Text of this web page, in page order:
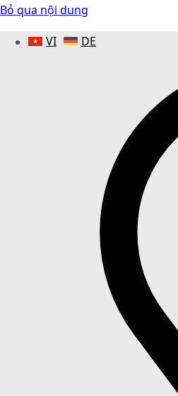
Bỏ qua nội dung
VI
DE